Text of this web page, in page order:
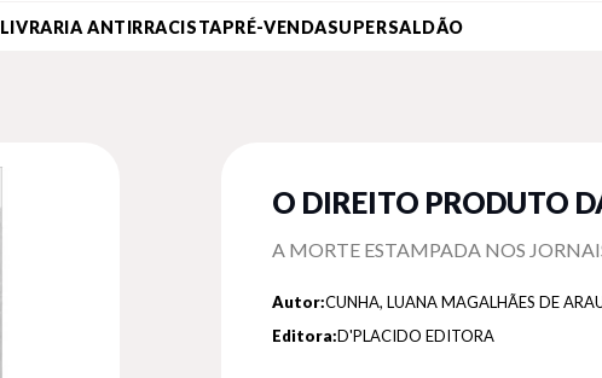
LIVRARIA ANTIRRACISTAPRÉ-VENDASUPERSALDÃO
O DIREITO PRODUTO
A MORTE ESTAMPADA NOS
Autor:CUNHA, LUANA MAGALHÃES DE
Editora:D'PLACIDO EDITORA